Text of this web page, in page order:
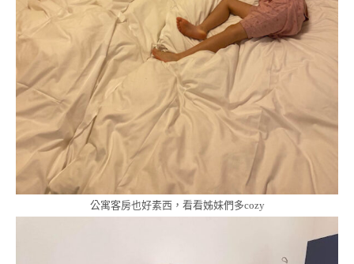
公寓客房也好素西，看看姊妹們多cozy